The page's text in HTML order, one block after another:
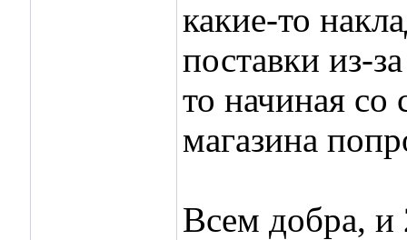
какие-то
поставки из-
то начиная со
магазина
Всем добра,